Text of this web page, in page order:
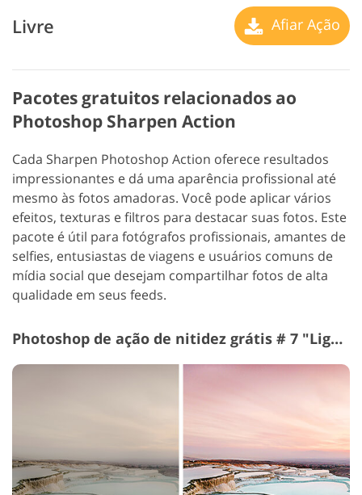
Livre Afiar Ação
Pacotes gratuitos relacionados ao
Photoshop Sharpen Action
Cada Sharpen Photoshop Action oferece resultados
impressionantes e dá uma aparência profissional até
mesmo às fotos amadoras. Você pode aplicar vários
efeitos, texturas e filtros para destacar suas fotos. Este
pacote é útil para fotógrafos profissionais, amantes de
selfies, entusiastas de viagens e usuários comuns de
mídia social que desejam compartilhar fotos de alta
qualidade em seus feeds.
Photoshop de ação de nitidez grátis # 7 "Light"